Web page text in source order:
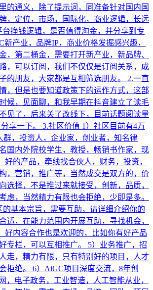
的通义，除了提示词，同准备针对国内国
，定位，市场，国际化，商业逻辑，长远
挣钱逻辑，是否值得淘金，并分享到专
产业，品牌IP，商业价格发掘感兴趣，
，第二桶金，需要打开新产业，新品牌、
，可以订阅，我们不仅仅是订阅关系，成
的朋友，大家都是互相筛选朋友。 2.一直
，但是也要知道政策下的运作方式，这部
候，见面聊，和我早期在抖音建立了读毛
见了，后来关了改线下，目前话题阅读量
享一下。 3.社区价值 1）社区目前有4万
群，投资人，企业家，创业者，知名律
国内外院校学生，教授，畅销书作家，现
好的产品，牵线找合伙人，财务，投资，
，营销，推广等，当然成交是双方的，价
选择，不是推过来就接受，创新，品质，
虑，当然精力有限也会拒绝，少即是多。
的基本宗旨，需要互助，请详细介绍你的
适，在能力范围内开展互助，寻找机会，
好内容合作也是欢迎的，比如你有好产品
专栏，可以互相推广。 5）业务推广，招
走，精力有限，只有特别好的项目，人才
拒绝。 6）AiGC项目深度交流，8年创
，电子政务，工业智造，人工智能从业，